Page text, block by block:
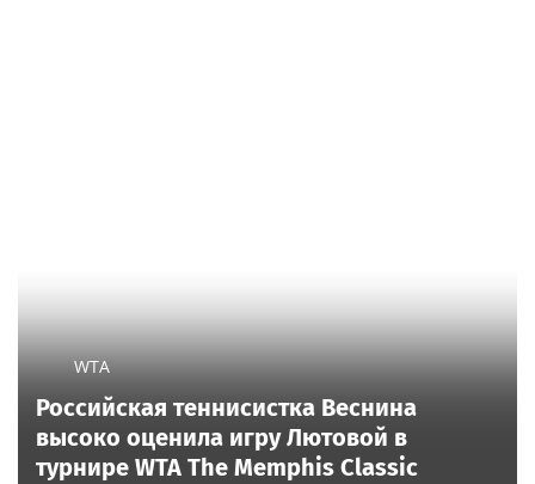
WTA
Российская теннисистка Веснина
высоко оценила игру Лютовой в
турнире WTA The Memphis Classic